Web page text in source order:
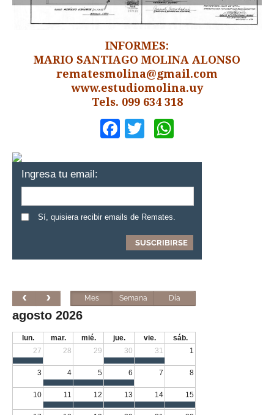
INFORMES:
MARIO SANTIAGO MOLINA ALONSO
rematesmolina@gmail.com
www.estudiomolina.uy
Tels. 099 634 318
Facebook
Twitter
Ingresa tu email:
Sí, quisiera recibir emails de Remates.
Mes Semana Día
agosto 2026
lun. mar. mié. jue. vie.
sáb.
27
28 29 30 31 1
3 4 5 6 7 8
10 11 12 13 14 15